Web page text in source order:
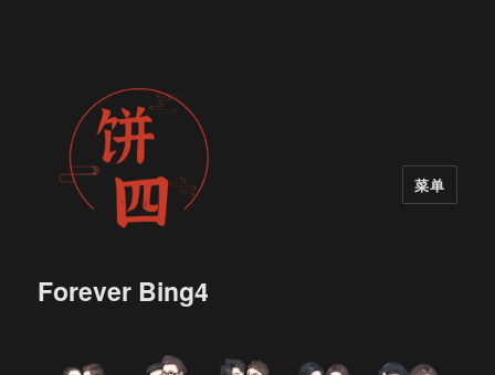
Forever Bing4
菜单